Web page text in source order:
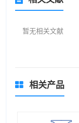
暂无相关文献
相关产品